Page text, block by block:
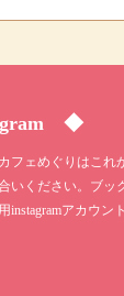
◆
フェめぐりはこれ
いください。ブッ
instagramアカウン